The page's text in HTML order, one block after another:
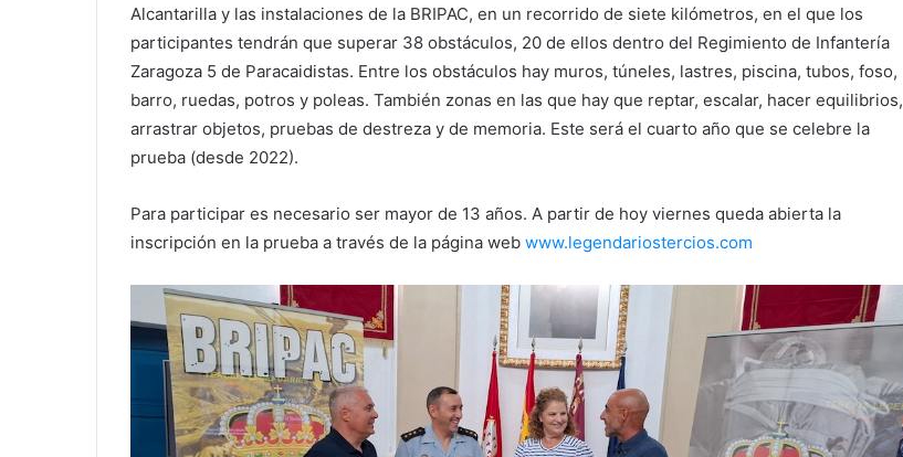
Alcantarilla y las instalaciones de la BRIPAC, en un recorrido de siete kilómetros, en el que los
participantes tendrán que superar 38 obstáculos, 20 de ellos dentro del Regimiento de Infantería
Zaragoza 5 de Paracaidistas. Entre los obstáculos hay muros, túneles, lastres, piscina, tubos, foso,
barro, ruedas, potros y poleas. También zonas en las que hay que reptar, escalar, hacer equilibrios,
arrastrar objetos, pruebas de destreza y de memoria. Este será el cuarto año que se celebre la
prueba (desde 2022).
Para participar es necesario ser mayor de 13 años. A partir de hoy viernes queda abierta la
inscripción en la prueba a través de la página web www.legendariostercios.com